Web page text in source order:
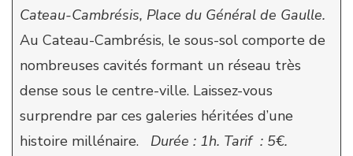
Cateau-Cambrésis, Place du Général de Gaulle.
Au Cateau-Cambrésis, le sous-sol comporte de
nombreuses cavités formant un réseau très
dense sous le centre-ville. Laissez-vous
surprendre par ces galeries héritées d’une
histoire millénaire. Durée : 1h. Tarif : 5€.